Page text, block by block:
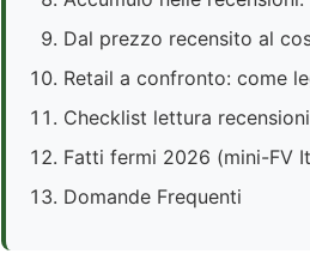
Dal prezzo recensito al
Retail a confronto: come
Checklist lettura
Fatti fermi 2026 (mini-FV
Domande Frequenti